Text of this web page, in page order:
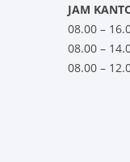
JAM
08.00 –
08.00 –
08.00 –